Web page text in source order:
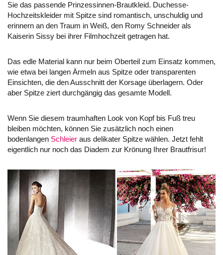
Sie das passende Prinzessinnen-Brautkleid. Duchesse-
Hochzeitskleider mit Spitze sind romantisch, unschuldig und
erinnern an den Traum in Weiß, den Romy Schneider als
Kaiserin Sissy bei ihrer Filmhochzeit getragen hat.
Das edle Material kann nur beim Oberteil zum Einsatz kommen,
wie etwa bei langen Ärmeln aus Spitze oder transparenten
Einsichten, die den Ausschnitt der Korsage überlagern. Oder
aber Spitze ziert durchgängig das gesamte Modell.
Wenn Sie diesem traumhaften Look von Kopf bis Fuß treu
bleiben möchten, können Sie zusätzlich noch einen
bodenlangen Schleier aus delikater Spitze wählen. Jetzt fehlt
eigentlich nur noch das Diadem zur Krönung Ihrer Brautfrisur!